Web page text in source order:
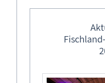
Lebendiger
Anbaden